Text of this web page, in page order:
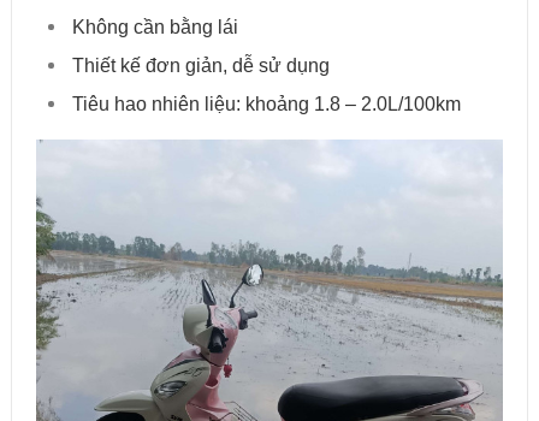
Không cần bằng lái
Thiết kế đơn giản, dễ sử dụng
Tiêu hao nhiên liệu: khoảng 1.8 – 2.0L/100km